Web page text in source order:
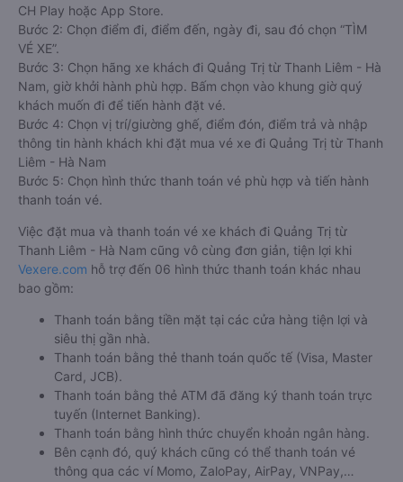
CH Play hoặc App Store.
Bước 2: Chọn điểm đi, điểm đến, ngày đi, sau đó chọn “TÌM
VÉ XE”.
Bước 3: Chọn hãng xe khách đi Quảng Trị từ Thanh Liêm - Hà
Nam, giờ khởi hành phù hợp. Bấm chọn vào khung giờ quý
khách muốn đi để tiến hành đặt vé.
Bước 4: Chọn vị trí/giường ghế, điểm đón, điểm trả và nhập
thông tin hành khách khi đặt mua vé xe đi Quảng Trị từ Thanh
Liêm - Hà Nam
Bước 5: Chọn hình thức thanh toán vé phù hợp và tiến hành
thanh toán vé.
Việc đặt mua và thanh toán vé xe khách đi Quảng Trị từ
Thanh Liêm - Hà Nam cũng vô cùng đơn giản, tiện lợi khi
Vexere.com hỗ trợ đến 06 hình thức thanh toán khác nhau
bao gồm:
Thanh toán bằng tiền mặt tại các cửa hàng tiện lợi và
siêu thị gần nhà.
Thanh toán bằng thẻ thanh toán quốc tế (Visa, Master
Card, JCB).
Thanh toán bằng thẻ ATM đã đăng ký thanh toán trực
tuyến (Internet Banking).
Thanh toán bằng hình thức chuyển khoản ngân hàng.
Bên cạnh đó, quý khách cũng có thể thanh toán vé
thông qua các ví Momo, ZaloPay, AirPay, VNPay,…